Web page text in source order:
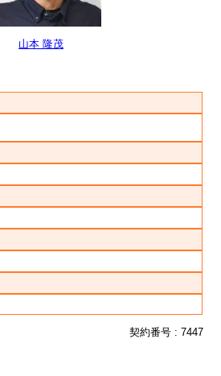
山本 隆茂
契約番号 : 7447